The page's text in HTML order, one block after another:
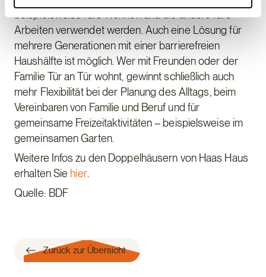
beispielsweise fürs Wohnen und die andere fürs
Arbeiten verwendet werden. Auch eine Lösung für
mehrere Generationen mit einer barrierefreien
Haushälfte ist möglich. Wer mit Freunden oder der
Familie Tür an Tür wohnt, gewinnt schließlich auch
mehr Flexibilität bei der Planung des Alltags, beim
Vereinbaren von Familie und Beruf und für
gemeinsame Freizeitaktivitäten – beispielsweise im
gemeinsamen Garten.
Weitere Infos zu den Doppelhäusern von Haas Haus
erhalten Sie hier.
Quelle: BDF
Zurück zur Übersicht